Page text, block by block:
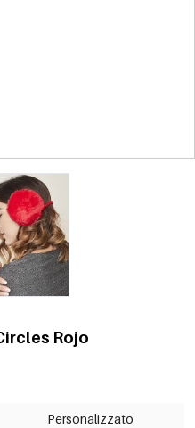
Rojo
Personalizzato